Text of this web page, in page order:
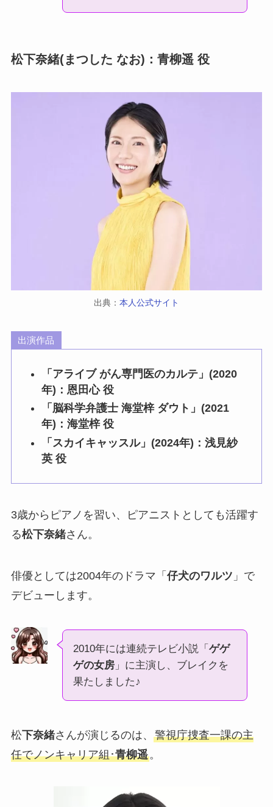
松下奈緒(まつした なお)：青柳遥 役
出典： 本人公式サイト
出演作品
「アライブ がん専門医のカルテ」(2020
年)：恩田心 役
「脳科学弁護士 海堂梓 ダウト」(2021
年)：海堂梓 役
「スカイキャッスル」(2024年)：浅見紗
英 役
3歳からピアノを習い、ピアニストとしても活躍す
る松下奈緒さん。
俳優としては2004年のドラマ「 仔犬のワルツ 」で
デビューします。
2010年には連続テレビ小説「 ゲゲ
ゲの女房」に主演し、ブレイクを
果たしました♪
松下奈緒さんが演じるのは、 警視庁捜査一課の主
任でノンキャリア組･青柳遥。